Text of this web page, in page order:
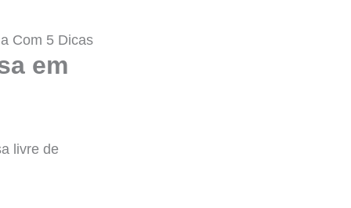
Com 5 Dicas
em
livre de